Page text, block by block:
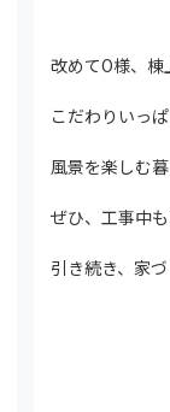
改めてO様、棟
こだわりいっ
風景を楽しむ
ぜひ、工事中
引き続き、家